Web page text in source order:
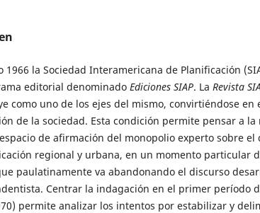
1966 la Sociedad Interamericana de Planificación
editorial denominado Ediciones SIAP. La Revista
como uno de los ejes del mismo, convirtiéndose en
de la sociedad. Esta condición permite pensar a la
de afirmación del monopolio experto sobre el
regional y urbana, en un momento particular
paulatinamente va abandonando el discurso
Centrar la indagación en el primer período
permite analizar los intentos por estabilizar y